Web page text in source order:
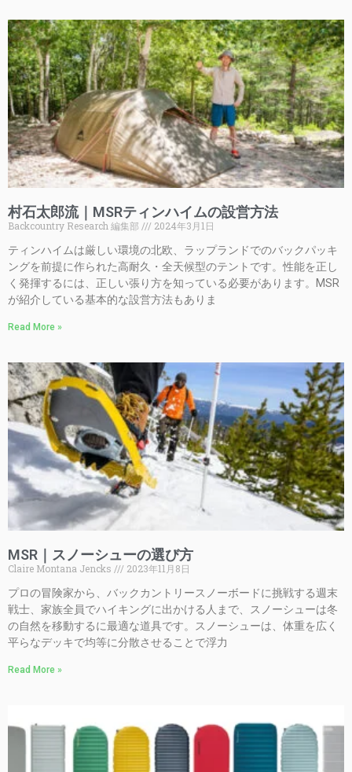
村石太郎流｜MSRティンハイムの設営方法
Backcountry Research 編集部
2024年3月1日
ティンハイムは厳しい環境の北欧、ラップランドでのバックパッキ
ングを前提に作られた高耐久・全天候型のテントです。性能を正し
く発揮するには、正しい張り方を知っている必要があります。MSR
が紹介している基本的な設営方法もありま
Read More »
MSR｜スノーシューの選び方
Claire Montana Jencks
2023年11月8日
プロの冒険家から、バックカントリースノーボードに挑戦する週末
戦士、家族全員でハイキングに出かける人まで、スノーシューは冬
の自然を移動するに最適な道具です。スノーシューは、体重を広く
平らなデッキで均等に分散させることで浮力
Read More »